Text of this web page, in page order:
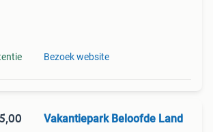
Bezoek website
Vakantiepark Beloofde Land